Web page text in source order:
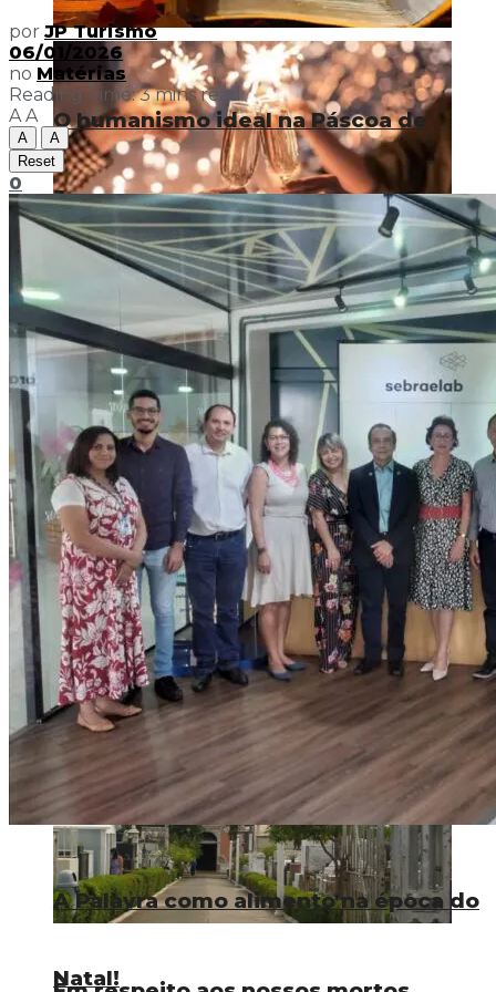
Feliz Ano Novo ou Feliz Velho?
A Palavra como alimento na época do
Natal!
O humanismo ideal na Páscoa de
Jesus
Feliz Ano Novo ou Feliz Velho?
A Palavra como alimento na época do
Natal!
por JP Turismo
06/01/2026
no Matérias
Reading Time: 3 mins read
A A
A
A
Reset
0